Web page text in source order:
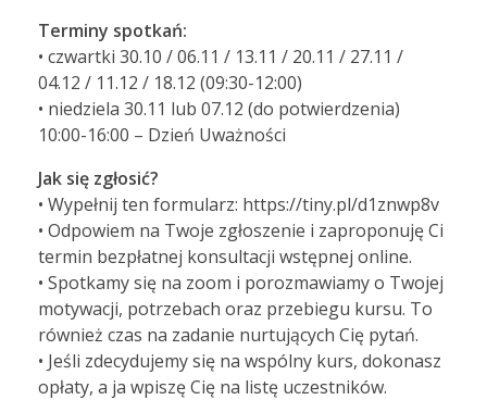
Terminy spotkań:
• czwartki 30.10 / 06.11 / 13.11 / 20.11 / 27.11 /
04.12 / 11.12 / 18.12 (09:30-12:00)
• niedziela 30.11 lub 07.12 (do potwierdzenia)
10:00-16:00 – Dzień Uważności
Jak się zgłosić?
• Wypełnij ten formularz: https://tiny.pl/d1znwp8v
• Odpowiem na Twoje zgłoszenie i zaproponuję Ci
termin bezpłatnej konsultacji wstępnej online.
• Spotkamy się na zoom i porozmawiamy o Twojej
motywacji, potrzebach oraz przebiegu kursu. To
również czas na zadanie nurtujących Cię pytań.
• Jeśli zdecydujemy się na wspólny kurs, dokonasz
opłaty, a ja wpiszę Cię na listę uczestników.